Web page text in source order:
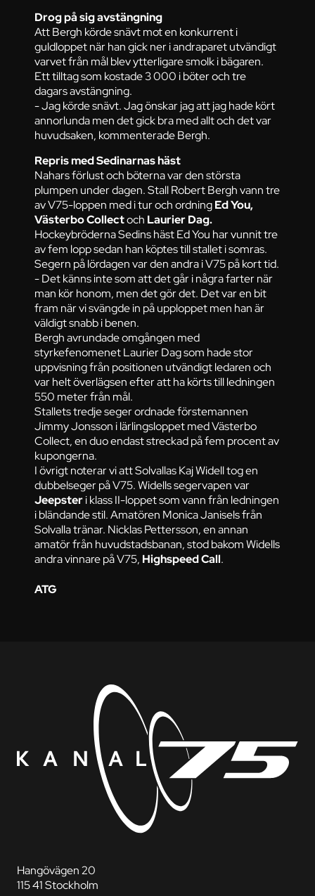
Drog på sig avstängning
Att Bergh körde snävt mot en konkurrent i
guldloppet när han gick ner i andraparet utvändigt
varvet från mål blev ytterligare smolk i bägaren.
Ett tilltag som kostade 3 000 i böter och tre
dagars avstängning.
- Jag körde snävt. Jag önskar jag att jag hade kört
annorlunda men det gick bra med allt och det var
huvudsaken, kommenterade Bergh.
Repris med Sedinarnas häst
Nahars förlust och böterna var den största
plumpen under dagen. Stall Robert Bergh vann tre
av V75-loppen med i tur och ordningEd You,
Västerbo Collectoch Laurier Dag.
Hockeybröderna Sedins häst Ed You har vunnit tre
av fem lopp sedan han köptes till stallet i somras.
Segern på lördagen var den andra i V75 på kort tid.
- Det känns inte som att det går i några farter när
man kör honom, men det gör det. Det var en bit
fram när vi svängde in på upploppet men han är
väldigt snabb i benen.
Bergh avrundade omgången med
styrkefenomenet Laurier Dag som hade stor
uppvisning från positionen utvändigt ledaren och
var helt överlägsen efter att ha körts till ledningen
550 meter från mål.
Stallets tredje seger ordnade förstemannen
Jimmy Jonsson i lärlingsloppet med Västerbo
Collect, en duo endast streckad på fem procent av
kupongerna.
I övrigt noterar vi att Solvallas Kaj Widell tog en
dubbelseger på V75. Widells segervapen var
Jeepsteri klass II-loppet som vann från ledningen
i bländande stil. Amatören Monica Janisels från
Solvalla tränar. Nicklas Pettersson, en annan
amatör från huvudstadsbanan, stod bakom Widells
andra vinnare på V75, Highspeed Call.
ATG
Hangövägen 20
115 41 Stockholm